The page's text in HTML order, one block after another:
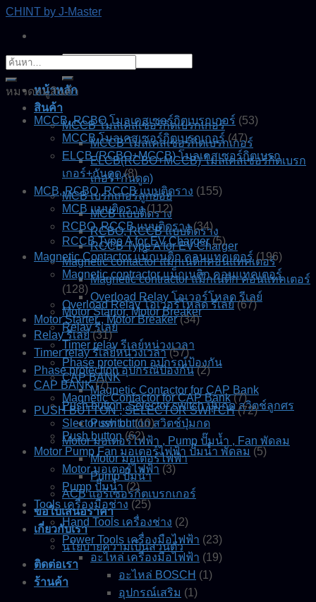
Skip
content
CHINT by J-Master
หน้าหลัก
สินค้า
MCCB โมลเคสเซอร์กิตเบรกเกอร์
MCCB โมลเคสเซอร์กิตเบรกเกอร์
ELCB(RCBO+MCCB) โมลเคสเซอร์กิตเบรก
เกอร์+กันดูด)
MCB เบรกเกอร์ลูกย่อย
MCB แบบติดราง
RCBO, RCCB แบบติดราง
RCCB Type A for EV Charger
Magnetic contactor แมกเนติกคอนแทคเตอร์
Magnetic contractor แม็กเนติก คอนแทคเตอร์
Overload Relay โอเวอร์โหลด รีเลย์
Motor Startor, Motor Breaker
Relay รีเลย์
Timer relay รีเลย์หน่วงเวลา
Phase protection อุปกรณ์ป้องกัน
CAP BANK
Magnetic Contactor for CAP Bank
Push button, Selector switch ปุ่มกด สวิตช์ลูกศร
Push button สวิตช์ปุ่มกด
Motor มอเตอร์ไฟฟ้า , Pump ปั๊มน้ำ , Fan พัดลม
Motor มอเตอร์ไฟฟ้า
Pump ปั๊มน้ำ
ACB แอร์เซอร์กิตเบรกเกอร์
ขอใบเสนอราคา
เกี่ยวกับเรา
นโยบายความเป็นส่วนตัว
ติดต่อเรา
ร้านค้า
ค้นหา:
หมวดหมู่สินค้า
MCCB, RCBO โมลเคสเซอร์กิตเบรกเกอร์ (53)
MCCB โมลเคสเซอร์กิตเบรกเกอร์ (47)
ELCB (RCBO+MCCB) โมลเคสเซอร์กิตเบรก
เกอร์+กันดูด (8)
MCB, RCBO, RCCB แบบติดราง (155)
MCB แบบติดราง (112)
RCBO, RCCB แบบติดราง (34)
RCCB Type A for EV Charger (5)
Magnetic Contactor แม็กเนติก คอนแทคเตอร์ (196)
Magnetic contractor แม็กเนติก คอนแทคเตอร์
(128)
Overload Relay โอเวอร์โหลด รีเลย์ (67)
Motor Starter , Motor Breaker (34)
Relay รีเลย์ (31)
Timer relay รีเลย์หน่วงเวลา (57)
Phase protection อุปกรณ์ป้องกัน (2)
CAP BANK (7)
Magnetic Contactor for CAP Bank (7)
PUSH BUTTON , SELECTOR SWITCH (72)
Slector switch (10)
Push button (62)
Motor Pump Fan มอเตอร์ไฟฟ้า ปั๊มน้ำ พัดลม (5)
Motor มอเตอร์ไฟฟ้า (3)
Pump ปั๊มน้ำ (2)
Tools เครื่องมือช่าง (25)
Hand Tools เครื่องช่าง (2)
Power Tools เครื่องมือไฟฟ้า (23)
อะไหล่ เครื่องมือไฟฟ้า (19)
อะไหล่ BOSCH (1)
อุปกรณ์เสริม (1)